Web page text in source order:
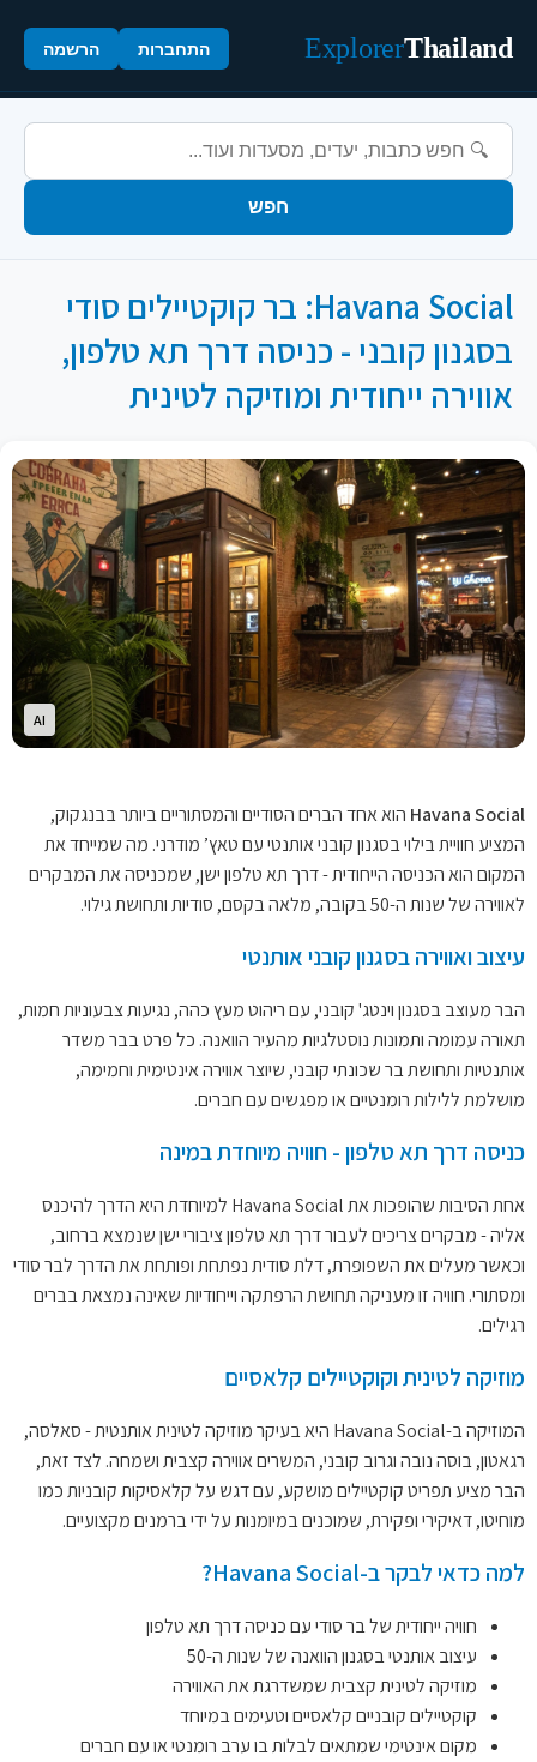
Thailand
Explorer התחברות הרשמה
חפש
Havana Social: בר קוקטיילים סודי
בסגנון קובני - כניסה דרך תא טלפון,
אווירה ייחודית ומוזיקה לטינית
AI
Havana Social הוא אחד הברים הסודיים והמסתוריים ביותר בבנגקוק,
המציע חוויית בילוי בסגנון קובני אותנטי עם טאץ’ מודרני. מה שמייחד את
המקום הוא הכניסה הייחודית - דרך תא טלפון ישן, שמכניסה את המבקרים
לאווירה של שנות ה-50 בקובה, מלאה בקסם, סודיות ותחושת גילוי.
עיצוב ואווירה בסגנון קובני אותנטי
הבר מעוצב בסגנון וינטג' קובני, עם ריהוט מעץ כהה, נגיעות צבעוניות חמות,
תאורה עמומה ותמונות נוסטלגיות מהעיר הוואנה. כל פרט בבר משדר
אותנטיות ותחושת בר שכונתי קובני, שיוצר אווירה אינטימית וחמימה,
מושלמת ללילות רומנטיים או מפגשים עם חברים.
כניסה דרך תא טלפון - חוויה מיוחדת במינה
אחת הסיבות שהופכות את Havana Social למיוחדת היא הדרך להיכנס
אליה - מבקרים צריכים לעבור דרך תא טלפון ציבורי ישן שנמצא ברחוב,
וכאשר מעלים את השפופרת, דלת סודית נפתחת ופותחת את הדרך לבר סודי
ומסתורי. חוויה זו מעניקה תחושת הרפתקה וייחודיות שאינה נמצאת בברים
רגילים.
מוזיקה לטינית וקוקטיילים קלאסיים
המוזיקה ב-Havana Social היא בעיקר מוזיקה לטינית אותנטית - סאלסה,
רגאטון, בוסה נובה וגרוב קובני, המשרים אווירה קצבית ושמחה. לצד זאת,
הבר מציע תפריט קוקטיילים מושקע, עם דגש על קלאסיקות קובניות כמו
מוחיטו, דאיקירי ופקירת, שמוכנים במיומנות על ידי ברמנים מקצועיים.
למה כדאי לבקר ב-Havana Social?
חוויה ייחודית של בר סודי עם כניסה דרך תא טלפון
עיצוב אותנטי בסגנון הוואנה של שנות ה-50
מוזיקה לטינית קצבית שמשדרגת את האווירה
קוקטיילים קובניים קלאסיים וטעימים במיוחד
מקום אינטימי שמתאים לבלות בו ערב רומנטי או עם חברים